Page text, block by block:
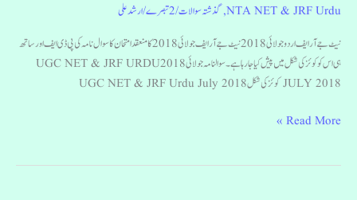
NTA NET & JRF Urdu
,گذشتہ سوالات/2 تبصرے /ارشد علی
نیٹ جے آر ایف اردو جولائی 2018 نیٹ جے آر ایف جولائی 2018 کا منعقدامتحان کا سوال نامہ کی پی ڈی ایف اور ساتھ
ہی اس کو کوئز کی شکل میں پیش کیا جا رہا ہے۔ سوالنامہ جولائی 2018 UGC NET & JRF URDU
JULY 2018 کوئز کی شکل UGC NET & JRF Urdu July 2018
Read More »